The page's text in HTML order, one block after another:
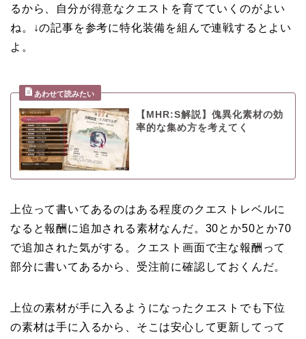
るから、自分が得意なクエストを育てていくのがよい
ね。↓の記事を参考に特化装備を組んで連戦するとよい
よ。
【MHR:S解説】傀異化素材の効
率的な集め方を考えてく
上位って書いてあるのはある程度のクエストレベルに
なると報酬に追加される素材なんだ。30とか50とか70
で追加された気がする。クエスト画面で主な報酬って
部分に書いてあるから、受注前に確認しておくんだ。
上位の素材が手に入るようになったクエストでも下位
の素材は手に入るから、そこは安心して更新してって